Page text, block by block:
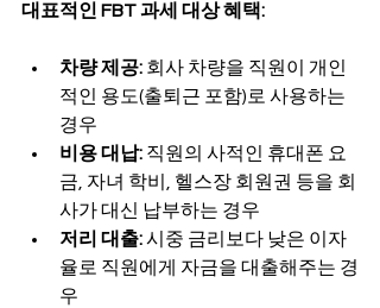
대표적인 FBT 과세 대상 혜택:
차량 제공: 회사 차량을 직원이 개인
적인 용도(출퇴근 포함)로 사용하는
경우
비용 대납: 직원의 사적인 휴대폰 요
금, 자녀 학비, 헬스장 회원권 등을 회
사가 대신 납부하는 경우
저리 대출: 시중 금리보다 낮은 이자
율로 직원에게 자금을 대출해주는 경
우